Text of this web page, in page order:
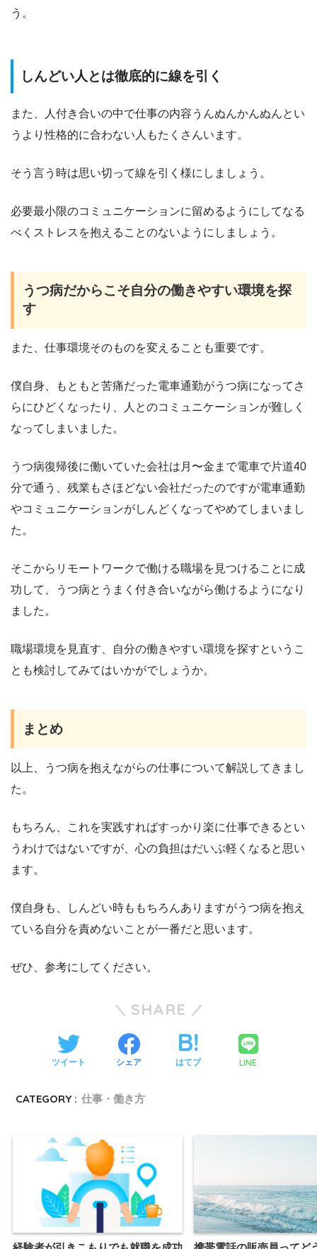
う。
しんどい人とは徹底的に線を引く
また、人付き合いの中で仕事の内容うんぬんかんぬんとい
うより性格的に合わない人もたくさんいます。
そう言う時は思い切って線を引く様にしましょう。
必要最小限のコミュニケーションに留めるようにしてなる
べくストレスを抱えることのないようにしましょう。
うつ病だからこそ自分の働きやすい環境を探
す
また、仕事環境そのものを変えることも重要です。
僕自身、もともと苦痛だった電車通勤がうつ病になってさ
らにひどくなったり、人とのコミュニケーションが難しく
なってしまいました。
うつ病復帰後に働いていた会社は月〜金まで電車で片道40
分で通う、残業もさほどない会社だったのですが電車通勤
やコミュニケーションがしんどくなってやめてしまいまし
た。
そこからリモートワークで働ける職場を見つけることに成
功して、うつ病とうまく付き合いながら働けるようになり
ました。
職場環境を見直す、自分の働きやすい環境を探すというこ
とも検討してみてはいかがでしょうか。
まとめ
以上、うつ病を抱えながらの仕事について解説してきまし
た。
もちろん、これを実践すればすっかり楽に仕事できるとい
うわけではないですが、心の負担はだいぶ軽くなると思い
ます。
僕自身も、しんどい時ももちろんありますがうつ病を抱え
ている自分を責めないことが一番だと思います。
ぜひ、参考にしてください。
SHARE
ツイート シェア はてブ LINE
CATEGORY : 仕事・働き方